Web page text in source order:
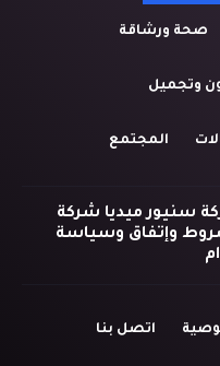
صحة ورشاقة
وتجميل
المجتمع
سنيور ميديا شركة
وإتفاق وسياسة
اتصل بنا